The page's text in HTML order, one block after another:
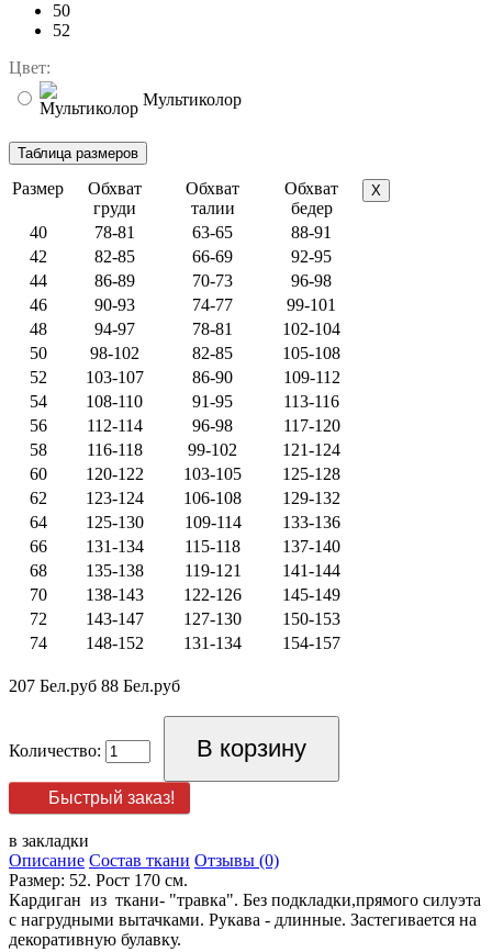
50
52
Цвет:
Мультиколор
Размер
Обхват
груди
Обхват
талии
Обхват
бедер
X
40 78-81 63-65
88-91
42
82-85 66-69
92-95
44
86-89 70-73
96-98
46
90-93 74-77
99-101
48
94-97 78-81
102-104
50
98-102 82-85
105-108
52
103-107 86-90
109-112
54
108-110 91-95
113-116
56
112-114 96-98
117-120
58
116-118 99-102
121-124
60
120-122 103-105
125-128
62
123-124 106-108
129-132
64
125-130 109-114
133-136
66
131-134 115-118
137-140
68
135-138 119-121
141-144
70
138-143 122-126
145-149
72
143-147 127-130
150-153
74
148-152 131-134 154-157
207 Бел.руб 88 Бел.руб
Количество:
Быстрый заказ!
в закладки
Описание Состав ткани Отзывы (0)
Размер: 52. Рост 170 см.
Кардиган из ткани- "травка". Без подкладки,прямого силуэта
с нагрудными вытачками. Рукава - длинные. Застегивается на
декоративную булавку.